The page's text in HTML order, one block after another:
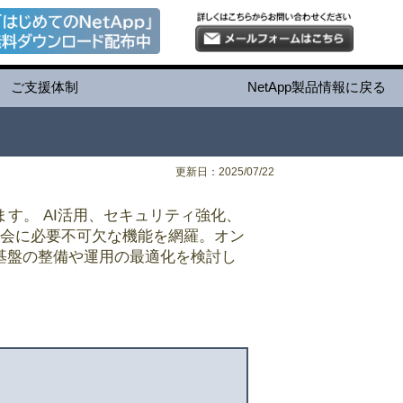
ご支援体制 NetApp製品情報に戻る
更新日：2025/07/22
。 AI活用、セキュリティ強化、
に必要不可欠な機能を網羅。オン
の整備や運用の最適化を検討し